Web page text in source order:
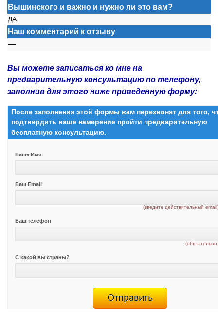
Вышинского и важно и нужно ли это вам?
ДА.
Наш комментарий к отзыву
—
Вы можете записаться ко мне на
предварительную консультацию по телефону,
заполнив для этого ниже приведенную форму:
После заполнения этой формы вам перезвонят для того,
подтвердить ваше намерение пройти предварительную
бесплатную консультацию.
Ваше Имя
Ваш Email
(введите действительный
Ваш телефон
С какой вы страны?